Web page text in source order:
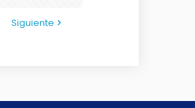
Siguiente